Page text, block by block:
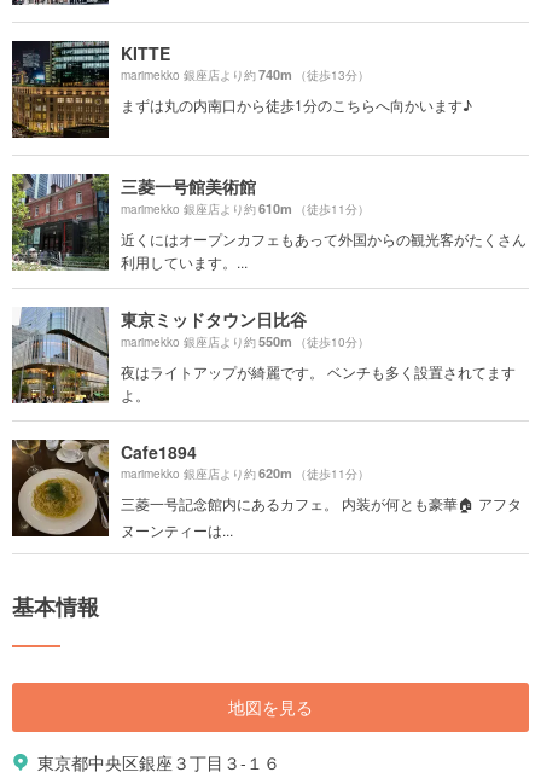
KITTE
marimekko 銀座店より約740m （徒歩13分）
まずは丸の内南口から徒歩1分のこちらへ向かいます♪
三菱一号館美術館
marimekko 銀座店より約610m （徒歩11分）
近くにはオープンカフェもあって外国からの観光客がたくさん
利用しています。...
東京ミッドタウン日比谷
marimekko 銀座店より約550m （徒歩10分）
夜はライトアップが綺麗です。 ベンチも多く設置されてます
よ。
Cafe1894
marimekko 銀座店より約620m （徒歩11分）
三菱一号記念館内にあるカフェ。 内装が何とも豪華🏠 アフタ
ヌーンティーは...
基本情報
地図を見る
東京都中央区銀座３丁目３-１６